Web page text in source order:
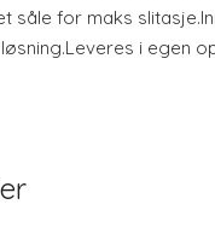
såle for maks
i egen